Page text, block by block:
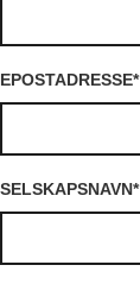
EPOSTADRESSE*
SELSKAPSNAVN*